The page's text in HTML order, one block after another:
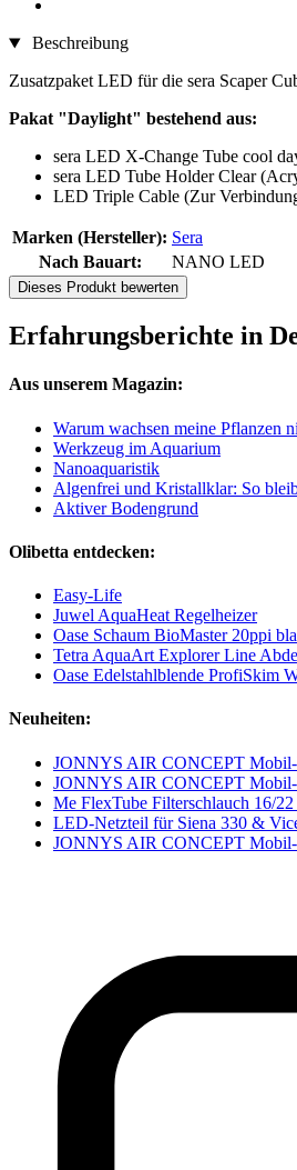
Beschreibung
Zusatzpaket LED für die sera Scaper
Pakat "Daylight" bestehend aus:
sera LED X-Change Tube cool
sera LED Tube Holder Clear
LED Triple Cable (Zur
Marken (Hersteller): Sera
Nach Bauart:
NANO LED
Dieses Produkt bewerten
Erfahrungsberichte in
Aus unserem Magazin:
Warum wachsen meine Pflanzen
Werkzeug im Aquarium
Nanoaquaristik
Algenfrei und Kristallklar: So
Aktiver Bodengrund
Olibetta entdecken:
Easy-Life
Juwel AquaHeat Regelheizer
Oase Schaum BioMaster 20ppi
Tetra AquaArt Explorer Line
Oase Edelstahlblende ProfiSkim
Neuheiten:
JONNYS AIR CONCEPT
JONNYS AIR CONCEPT
Me FlexTube Filterschlauch 16/
LED-Netzteil für Siena 330 &
JONNYS AIR CONCEPT